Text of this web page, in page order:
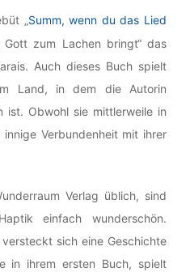
„Summ, wenn du das Lied
Gott zum Lachen bringt“ das
Auch dieses Buch spielt
Land, in dem die Autorin
ist. Obwohl sie mittlerweile in
Verbundenheit mit ihrer
Verlag üblich, sind
einfach wunderschön.
sich eine Geschichte
in ihrem ersten Buch, spielt